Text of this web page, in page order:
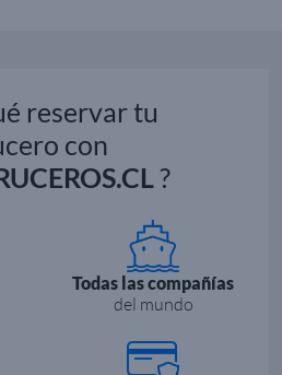
reservar tu
con
?
Todas las compañías
del mundo